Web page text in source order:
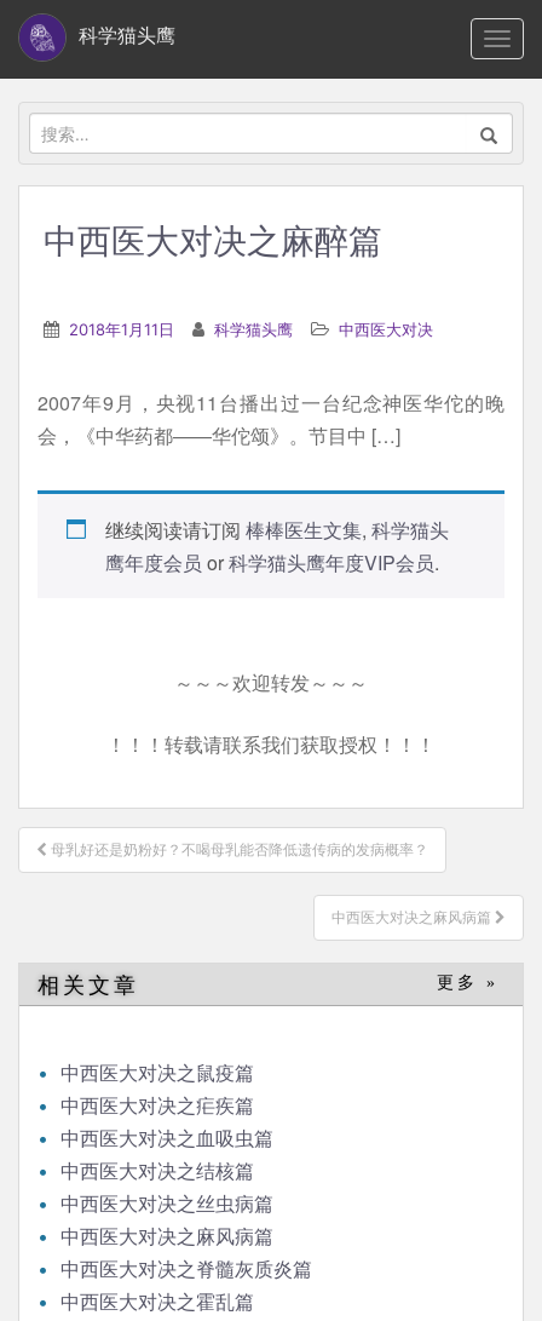
i
科学猫头鹰
搜
索：
中西医大对决之麻醉篇
2018年1月11日 科学猫头鹰 中西医大对决
2007年9月，央视11台播出过一台纪念神医华佗的晚
会，《中华药都——华佗颂》。节目中 […]
继续阅读请订阅 棒棒医生文集, 科学猫头
鹰年度会员 or科学猫头鹰年度VIP会员.
～～～欢迎转发～～～
！！！转载请联系我们获取授权！！！
文
章
母乳好还是奶粉好？不喝母乳能否降低遗传病的发病概率？
中西医大对决之麻风病篇
相关文章 更多 »
中西医大对决之鼠疫篇
中西医大对决之疟疾篇
中西医大对决之血吸虫篇
中西医大对决之结核篇
中西医大对决之丝虫病篇
中西医大对决之麻风病篇
中西医大对决之脊髓灰质炎篇
中西医大对决之霍乱篇